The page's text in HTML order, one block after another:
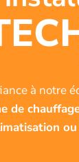
à notre
de